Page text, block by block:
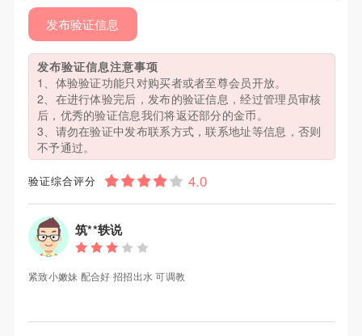
发布验证信息
发布验证信息注意事项
1、体验验证功能只对购买者或者至尊会员开放。
2、在进行体验完后，发布的验证信息，经过管理员审核
后，优秀的验证信息我们将返还部分的金币。
3、请勿在验证中发布联系方式，联系地址等信息，否则
不予通过。
验证综合评分
筑**轶说
紧致小嫩妹 配合好 招招出水 可调教